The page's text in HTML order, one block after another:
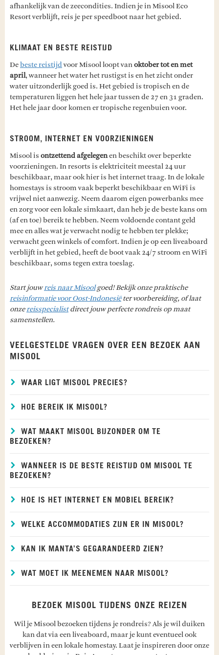
afhankelijk van de zeecondities. Indien je in Misool Eco
Resort verblijft, reis je per speedboot naar het gebied.
KLIMAAT EN BESTE REISTIJD
Debeste reistijdvoor Misool loopt vanoktober tot en met
april, wanneer het water het rustigst is en het zicht onder
water uitzonderlijk goed is. Het gebied is tropisch en de
temperaturen liggen het hele jaar tussen de 27 en 31 graden.
Het hele jaar door komen er tropische regenbuien voor.
STROOM, INTERNET EN VOORZIENINGEN
Misool is ontzettend afgelegenen beschikt over beperkte
voorzieningen. In resorts is elektriciteit meestal 24 uur
beschikbaar, maar ook hier is het internet traag. In de lokale
homestays is stroom vaak beperkt beschikbaar en WiFi is
vrijwel niet aanwezig. Neem daarom eigen powerbanks mee
en zorg voor een lokale simkaart, dan heb je de beste kans om
(af en toe) bereik te hebben. Neem voldoende contant geld
mee en alles wat je verwacht nodig te hebben ter plekke;
verwacht geen winkels of comfort. Indien je op een liveaboard
verblijft in het gebied, heeft de boot vaak 24/7 stroom en WiFi
beschikbaar, soms tegen extra toeslag.
Start jouwreis naar Misoolgoed! Bekijk onze praktische
reisinformatie voor Oost-Indonesiëter voorbereiding, of laat
onzereisspecialistdirect jouw perfecte rondreis op maat
samenstellen.
VEELGESTELDE VRAGEN OVER EEN BEZOEK AAN
MISOOL
WAAR LIGT MISOOL PRECIES?
HOE BEREIK IK MISOOL?
WAT MAAKT MISOOL BIJZONDER OM TE
BEZOEKEN?
WANNEER IS DE BESTE REISTIJD OM MISOOL TE
BEZOEKEN?
HOE IS HET INTERNET EN MOBIEL BEREIK?
WELKE ACCOMMODATIES ZIJN ER IN MISOOL?
KAN IK MANTA’S GEGARANDEERD ZIEN?
WAT MOET IK MEENEMEN NAAR MISOOL?
BEZOEK MISOOL TIJDENS ONZE REIZEN
Wil je Misool bezoeken tijdens je rondreis? Als je wil duiken
kan dat via een liveaboard, maar je kunt eventueel ook
verblijven in een lokale homestay. Laat je inspireren door onze